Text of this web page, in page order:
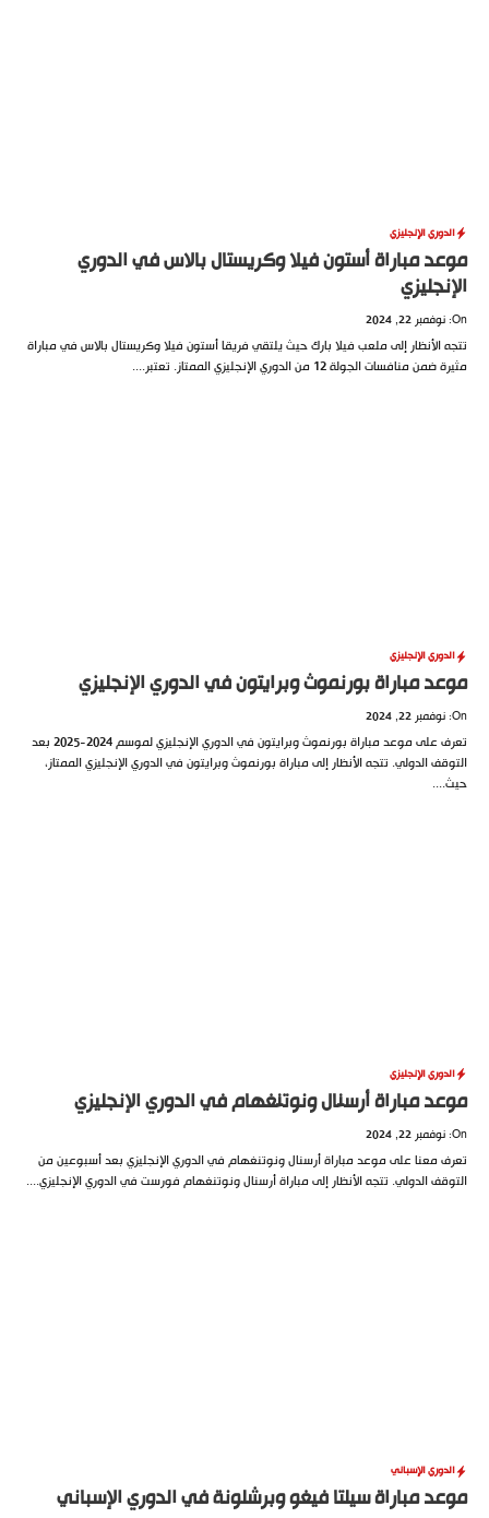
الإنجليزي
مباراة أستون فيلا وكريستال بالاس في الدوري
الأنظار إلى ملعب فيلا بارك حيث يلتقي فريقا أستون فيلا وكريستال بالاس في مباراة
الجولة 12 من الدوري الإنجليزي الممتاز. تعتبر....
الإنجليزي
مباراة بورنموث وبرايتون في الدوري الإنجليزي
تعرف على موعد مباراة بورنموث وبرايتون في الدوري الإنجليزي لموسم 2024-2025 بعد
الدولي. تتجه الأنظار إلى مباراة بورنموث وبرايتون في الدوري الإنجليزي الممتاز،
الإنجليزي
مباراة أرسنال ونوتنغهام في الدوري الإنجليزي
معنا على موعد مباراة أرسنال ونوتنغهام في الدوري الإنجليزي بعد أسبوعين من
الدولي. تتجه الأنظار إلى مباراة أرسنال ونوتنغهام فورست في الدوري الإنجليزي....
الإسباني
مباراة سيلتا فيغو وبرشلونة في الدوري الإسباني